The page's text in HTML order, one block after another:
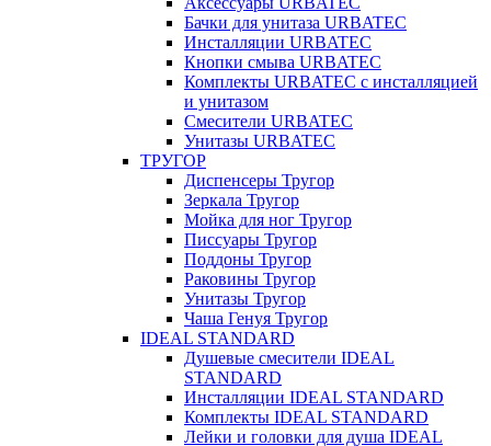
Бачки для унитаза URBATEC
Инсталляции URBATEC
Кнопки смыва URBATEC
Комплекты URBATEC с инсталляцией
и унитазом
Смесители URBATEC
Унитазы URBATEC
ТРУГОР
Диспенсеры Тругор
Зеркала Тругор
Мойка для ног Тругор
Писсуары Тругор
Поддоны Тругор
Раковины Тругор
Унитазы Тругор
Чаша Генуя Тругор
IDEAL STANDARD
Душевые смесители IDEAL
STANDARD
Инсталляции IDEAL STANDARD
Комплекты IDEAL STANDARD
Лейки и головки для душа IDEAL